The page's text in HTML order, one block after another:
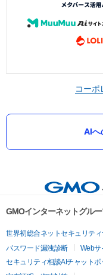
コーポ
AIへ
GMOインターネットグル
世界初総合ネットセキュリテ
パスワード漏洩診断
Webサ
セキュリティ相談AIチャットボ